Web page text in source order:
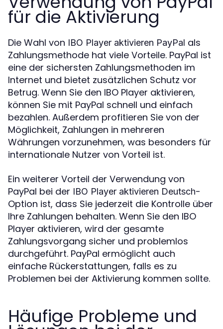
für die Aktivierung
Die Wahl von IBO Player aktivieren PayPal als
Zahlungsmethode hat viele Vorteile. PayPal ist
eine der sichersten Zahlungsmethoden im
Internet und bietet zusätzlichen Schutz vor
Betrug. Wenn Sie den IBO Player aktivieren,
können Sie mit PayPal schnell und einfach
bezahlen. Außerdem profitieren Sie von der
Möglichkeit, Zahlungen in mehreren
Währungen vorzunehmen, was besonders für
internationale Nutzer von Vorteil ist.
Ein weiterer Vorteil der Verwendung von
PayPal bei der IBO Player aktivieren Deutsch-
Option ist, dass Sie jederzeit die Kontrolle über
Ihre Zahlungen behalten. Wenn Sie den IBO
Player aktivieren, wird der gesamte
Zahlungsvorgang sicher und problemlos
durchgeführt. PayPal ermöglicht auch
einfache Rückerstattungen, falls es zu
Problemen bei der Aktivierung kommen sollte.
Häufige Probleme und